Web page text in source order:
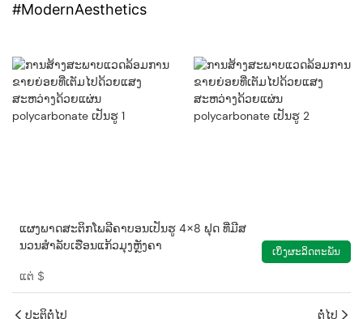
#ModernAesthetics
ແຜງພາດສະຕິກໂພລີຄາບອນເປັນຮູ 4x8 ຟຸດ ທີ່ມີສ
ນວນສຳລັບເຮືອນແກ້ວມຸງຫຼັງຄາ
ແຕ່ $
ເບິ່ງຜະລິດຕະພັນ
ປະຕິຕໍ່ໄປ ຕໍ່ໄປ